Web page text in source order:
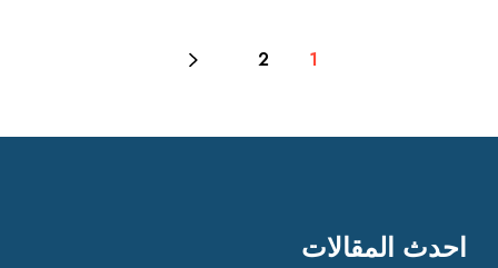
1
2
احدث المقالات